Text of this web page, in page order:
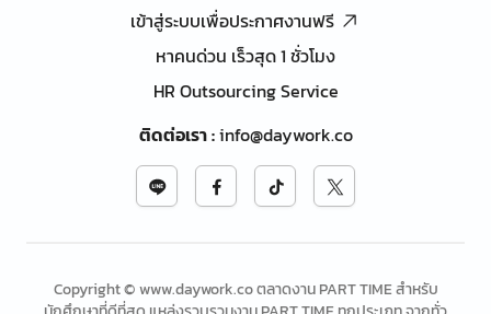
เข้าสู่ระบบเพื่อประกาศงานฟรี
หาคนด่วน เร็วสุด 1 ชั่วโมง
HR Outsourcing Service
ติดต่อเรา:info@daywork.co
Copyright © www.daywork.co ตลาดงาน PART TIME สำหรับ